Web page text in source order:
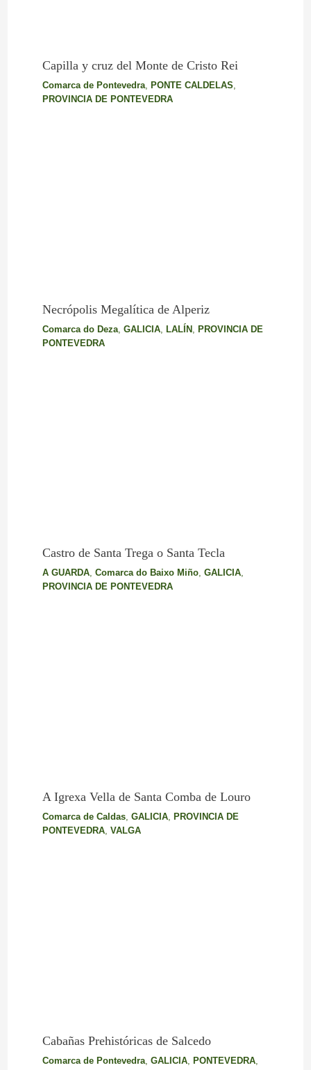
Capilla y cruz del Monte de Cristo Rei
Comarca de Pontevedra, PONTE CALDELAS,
PROVINCIA DE PONTEVEDRA
Necrópolis Megalítica de Alperiz
Comarca do Deza, GALICIA, LALÍN
PROVINCIA DE
PONTEVEDRA
Castro de Santa Trega o Santa Tecla
A GUARDA, Comarca do Baixo Miño, GALICIA,
PROVINCIA DE PONTEVEDRA
A Igrexa Vella de Santa Comba de Louro
Comarca de Caldas, GALICIA, PROVINCIA DE
PONTEVEDRA, VALGA
Cabañas Prehistóricas de Salcedo
Comarca de Pontevedra, GALICIA, PONTEVEDRA,